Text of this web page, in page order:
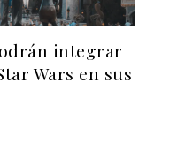
integrar
Wars en sus